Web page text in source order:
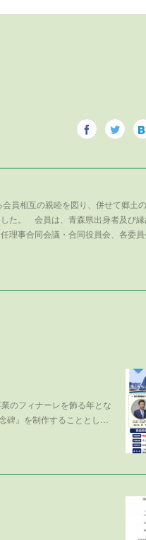
員相互の親睦を図り、併せて郷土
た。 会員は、青森県出身者及び
理事合同会議・合同役員会、各委
のフィナーレを飾る年とな
』を制作することとし…